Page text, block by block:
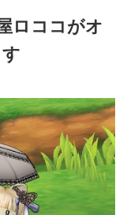
ロココがオ